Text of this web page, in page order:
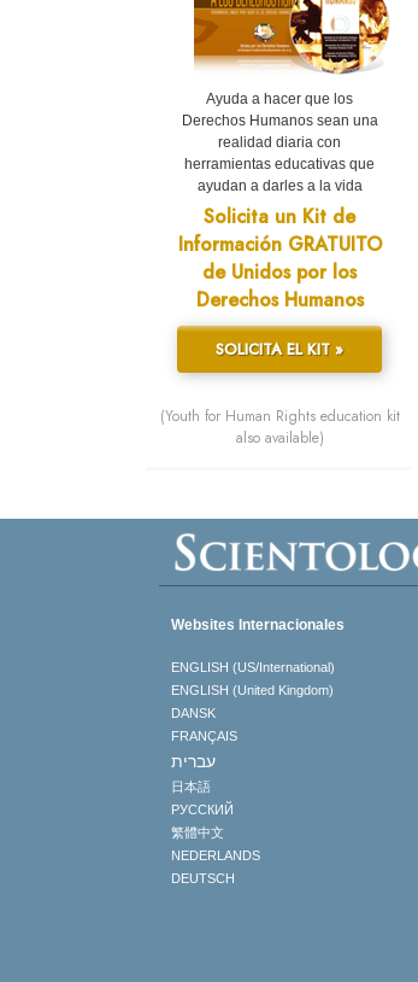
Ayuda a hacer que los
Derechos Humanos sean una
realidad diaria con
herramientas educativas que
ayudan a darles a la vida
Solicita un Kit de
Información GRATUITO
de Unidos por los
Derechos Humanos
SOLICITA EL KIT »
(Youth for Human Rights education kit
also available)
Websites Internacionales
ENGLISH (US/International)
ENGLISH (United Kingdom)
DANSK
FRANÇAIS
עברית
日本語
РУССКИЙ
繁體中文
NEDERLANDS
DEUTSCH